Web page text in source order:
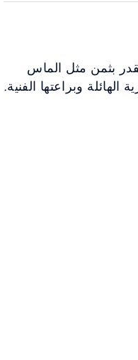
بثمن مثل الماس
وبراعتها الفنية.